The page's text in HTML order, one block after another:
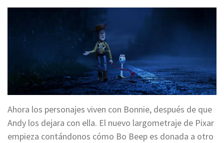
Ahora los personajes viven con Bonnie, después de que
Andy los dejara con ella. El nuevo largometraje de Pixar
empieza contándonos cómo Bo Beep es donada a otro